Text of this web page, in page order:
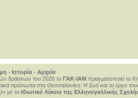
- Ιστορία - Αρχεία
δράσεων του 2026 το ΓΑΚ-ΙΑΜ πραγματοποιεί το
πρόσωπα στη Θεσσαλονίκη: Η ζωή και το έργο
με το Ιδιωτικό Λύκειο της Ελληνογαλλικής